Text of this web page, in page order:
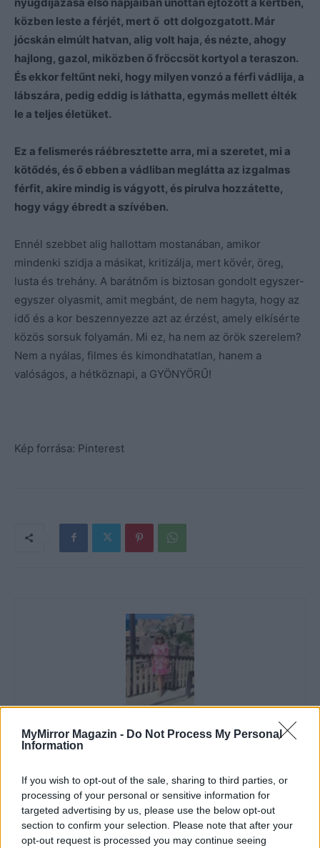
MyMirror Magazin - Do Not Process My Personal
Information
If you wish to opt-out of the sale, sharing to third parties, or
processing of your personal or sensitive information for
targeted advertising by us, please use the below opt-out
section to confirm your selection. Please note that after your
opt-out request is processed you may continue seeing
közben leste a férjét, mert ő ott dolgozgatott. Már
jócskán elmúlt hatvan, alig volt haja, és nézte, ahogy
hajlong, gazol, miközben ő fröccsöt kortyol a teraszon.
És ekkor feltűnt neki, hogy milyen vonzó a férfi vádlija, a
lábszára, pedig eddig is láthatta, egymás mellett élték
le a teljes életüket.
Ez a felismerés ráébresztette arra, mi a szeretet, mi a
kötődés, és ő ebben a vádliban meglátta az izgalmas
férfit, akire mindig is vágyott, és pirulva hozzátette,
hogy vágy ébredt a szívében.
Ennél szebbet alig hallottam mostanában, amikor
mindenki szidja a másikat, kritizálja, mert kövér, öreg,
lusta és trehány. A barátnőm is biztosan gondolt egyszer-
egyszer olyasmit, amit megbánt, de nem hagyta, hogy az
idő és a kor beszennyezze azt az érzést, amely elkísérte
közös sorsuk folyamán. Mi ez, ha nem az örök szerelem?
Nem a nyálas, filmes és kimondhatatlan, hanem a
valóságos, a hétköznapi, a GYÖNYÖRŰ!
Kép forrása: Pinterest
Oktatás és nevelés területén dolgozom, de minden
mögé és közben keresem az embert, a nőt a jól legyártott álarcok
mögött. Néha meséket is írok, de gyakrabban novellákat,
cikkeket és apró vicces történeteket.